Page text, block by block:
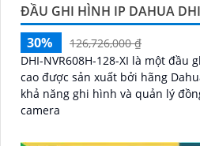
ĐẦU GHI HÌNH IP DAHUA
30%
126,726,000 ₫
DHI-NVR608H-128-XI là một đầu
cao được sản xuất bởi hãng Dahua. Dòng Đầu ghi
khả năng ghi hình và quản lý
camera